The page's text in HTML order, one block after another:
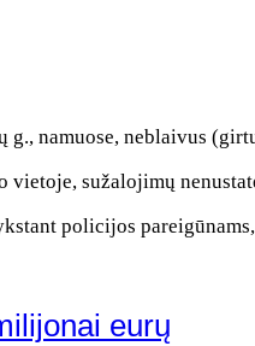
g., namuose, neblaivus
sužalojimų
policijos
eurų